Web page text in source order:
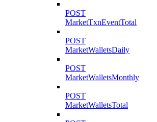
POST
MarketTxnEventTotal
POST
MarketWalletsDaily
POST
MarketWalletsMonthly
POST
MarketWalletsTotal